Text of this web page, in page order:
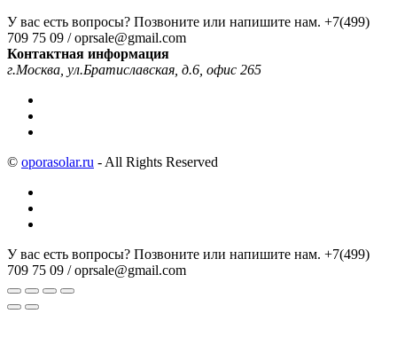
У вас есть вопросы? Позвоните или напишите нам. +7(499)
709 75 09 / oprsale@gmail.com
Контактная информация
г.Москва, ул.Братиславская, д.6, офис 265
© oporasolar.ru - All Rights Reserved
У вас есть вопросы? Позвоните или напишите нам. +7(499)
709 75 09 / oprsale@gmail.com